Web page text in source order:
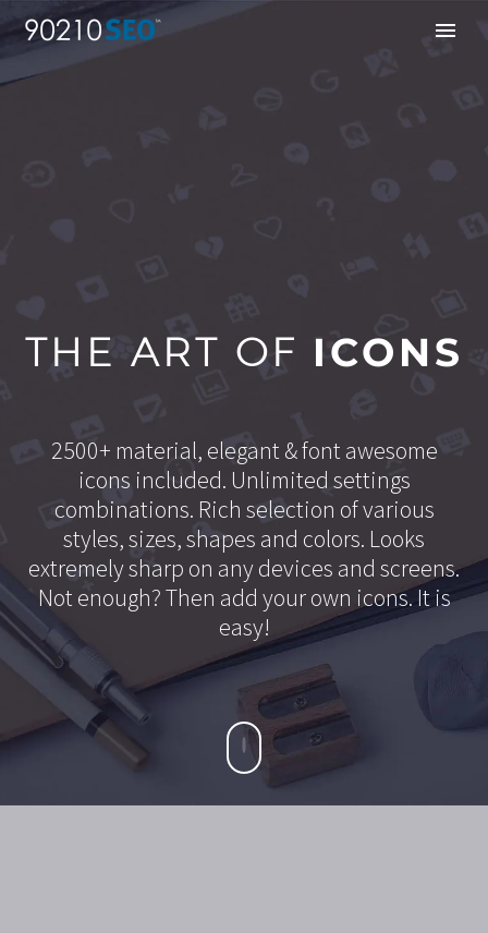
THE ART OF ICONS
2500+ material, elegant & font awesome
icons included. Unlimited settings
combinations. Rich selection of various
styles, sizes, shapes and colors. Looks
extremely sharp on any devices and screens.
Not enough? Then add your own icons. It is
easy!